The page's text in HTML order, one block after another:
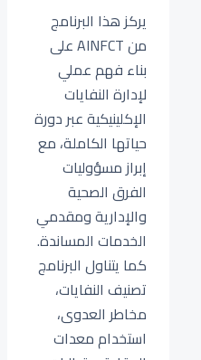
يركز هذا البرنامج
من AINFCT على
بناء فهم عملي
لإدارة النفايات
الإكلينيكية عبر دورة
حياتها الكاملة، مع
إبراز مسؤوليات
الفرق الصحية
والإدارية ومقدمي
الخدمات المساندة.
كما يتناول البرنامج
تصنيف النفايات،
مخاطر العدوى،
استخدام معدات